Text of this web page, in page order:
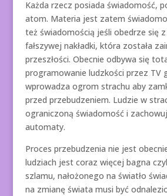
Każda rzecz posiada świadomość,
atom. Materia jest zatem
też świadomością jeśli obedrze się
fałszywej nakładki, która została
przeszłości. Obecnie odbywa się
programowanie ludzkości przez TV
wprowadza ogrom strachu aby
przed przebudzeniem. Ludzie w
ograniczoną świadomość i
automaty.
Proces przebudzenia nie jest
ludziach jest coraz więcej bagna
szlamu, nałożonego na światło
na zmianę świata musi być